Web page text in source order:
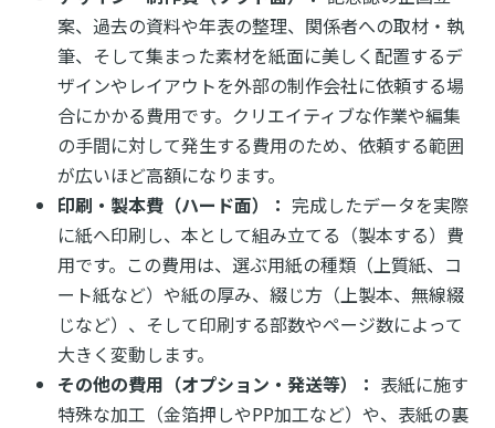
案、過去の資料や年表の整理、関係者への取材・執
筆、そして集まった素材を紙面に美しく配置するデ
ザインやレイアウトを外部の制作会社に依頼する場
合にかかる費用です。クリエイティブな作業や編集
の手間に対して発生する費用のため、依頼する範囲
が広いほど高額になります。
印刷・製本費（ハード面）： 完成したデータを実際
に紙へ印刷し、本として組み立てる（製本する）費
用です。この費用は、選ぶ用紙の種類（上質紙、コ
ート紙など）や紙の厚み、綴じ方（上製本、無線綴
じなど）、そして印刷する部数やページ数によって
大きく変動します。
その他の費用（オプション・発送等）： 表紙に施す
特殊な加工（金箔押しやPP加工など）や、表紙の裏